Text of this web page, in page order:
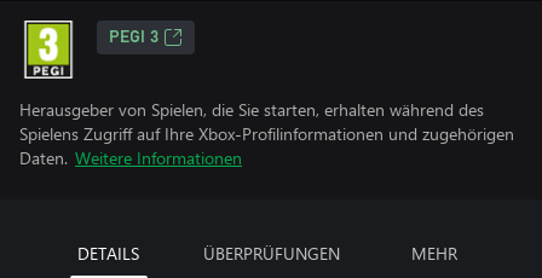
PEGI 3
Herausgeber von Spielen, die Sie starten, erhalten während des
Spielens Zugriff auf Ihre Xbox-Profilinformationen und zugehörigen
Daten. Weitere Informationen
DETAILS ÜBERPRÜFUNGEN MEHR